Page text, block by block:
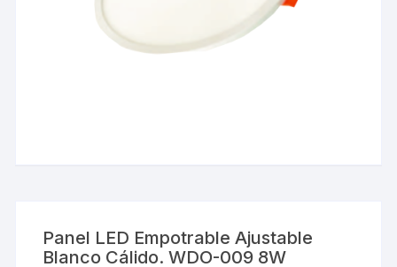
Panel LED Empotrable Ajustable
Blanco Cálido. WDO-009 8W